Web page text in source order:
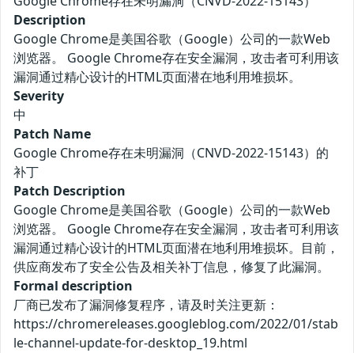
Description
Google Chrome是美国谷歌（Google）公司的一款Web
浏览器。 Google Chrome存在安全漏洞，攻击者可利用该
漏洞通过精心设计的HTML页面潜在地利用堆损坏。
Severity
中
Patch Name
Google Chrome存在未明漏洞（CNVD-2022-15143）的
补丁
Patch Description
Google Chrome是美国谷歌（Google）公司的一款Web
浏览器。 Google Chrome存在安全漏洞，攻击者可利用该
漏洞通过精心设计的HTML页面潜在地利用堆损坏。目前，
供应商发布了安全公告及相关补丁信息，修复了此漏洞。
Formal description
厂商已发布了漏洞修复程序，请及时关注更新：
https://chromereleases.googleblog.com/2022/01/stab
le-channel-update-for-desktop_19.html